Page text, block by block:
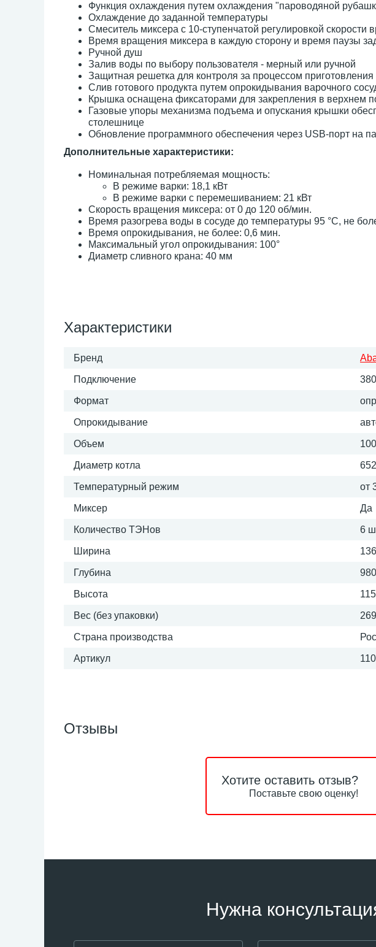
Функция охлаждения путем охлаждения "пароводяной
Охлаждение до заданной температуры
Смеситель миксера с 10-ступенчатой регулировкой
Время вращения микcера в каждую сторону и время паузы
Ручной душ
Залив воды по выбору пользователя - мерный или ручной
Защитная решетка для контроля за процессом
Слив готового продукта путем опрокидывания варочного
Крышка оснащена фиксаторами для закрепления в верхнем
Газовые упоры механизма подъема и опускания крышки
столешнице
Обновление программного обеспечения через USB-порт на
Дополнительные характеристики:
Номинальная потребляемая мощность:
В режиме варки: 18,1 кВт
В режиме варки с перемешиванием: 21 кВт
Скорость вращения миксера: от 0 до 120 об/мин.
Время разогрева воды в сосуде до температуры 95 °С, не
Время опрокидывания, не более: 0,6 мин.
Максимальный угол опрокидывания: 100°
Диаметр сливного крана: 40 мм
Характеристики
Бренд
Подключение
Формат
Опрокидывание
Объем
Диаметр котла
Температурный режим от
Миксер Да
Количество ТЭНов 6
Ширина
Глубина
Высота
Вес (без упаковки)
Страна производства
Артикул
Отзывы
Хотите оставить отзыв?
Поставьте свою оценку!
Нужна